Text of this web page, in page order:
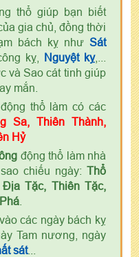
thổ giúp bạn biết
gia chủ, đồng thời
bách kỵ như Sát
kỵ, Nguyệt kỵ,...
và Sao cát tinh giúp
mắn.
động thổ làm có các
Sa, Thiên Thành,
Hỷ
động thổ làm nhà
chiếu ngày: Thổ
Tặc, Thiên Tặc,
các ngày bách kỵ
Tam nương, ngày
sát...